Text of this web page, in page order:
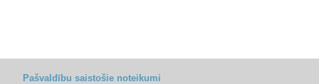
Pašvaldību saistošie noteikumi